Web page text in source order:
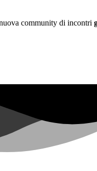
community di incontri